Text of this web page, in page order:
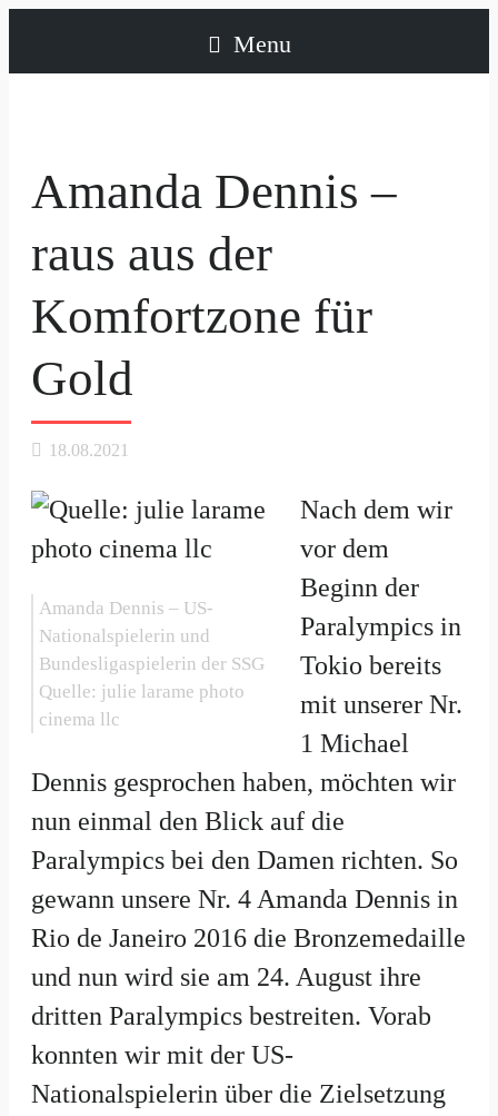
Menu
Amanda Dennis –
raus aus der
Komfortzone für
Gold
18.08.2021
Amanda Dennis – US-
Nationalspielerin und
Bundesligaspielerin der SSG
Quelle: julie larame photo
cinema llc
Nach dem wir
vor dem
Beginn der
Paralympics in
Tokio bereits
mit unserer Nr.
1 Michael
Dennis gesprochen haben, möchten wir
nun einmal den Blick auf die
Paralympics bei den Damen richten. So
gewann unsere Nr. 4 Amanda Dennis in
Rio de Janeiro 2016 die Bronzemedaille
und nun wird sie am 24. August ihre
dritten Paralympics bestreiten. Vorab
konnten wir mit der US-
Nationalspielerin über die Zielsetzung